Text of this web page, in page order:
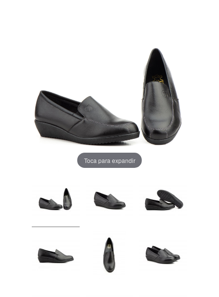
Toca para expandir